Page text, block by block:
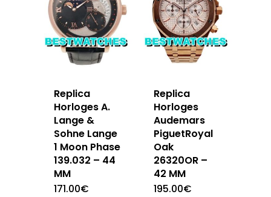
Replica
Horloges A.
Lange &
Sohne Lange
1 Moon Phase
139.032 – 44
MM
171.00€
Replica
Horloges
Audemars
PiguetRoyal
Oak
26320OR –
42 MM
195.00€